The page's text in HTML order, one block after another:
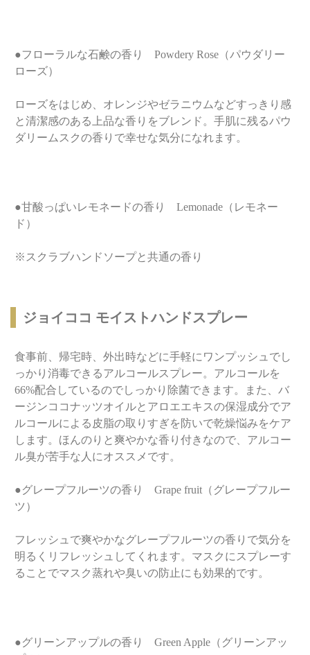
●フローラルな石鹸の香り Powdery Rose（パウダリー
ローズ）
ローズをはじめ、オレンジやゼラニウムなどすっきり感
と清潔感のある上品な香りをブレンド。手肌に残るパウ
ダリームスクの香りで幸せな気分になれます。
●甘酸っぱいレモネードの香り Lemonade（レモネー
ド）
※スクラブハンドソープと共通の香り
ジョイココ モイストハンドスプレー
食事前、帰宅時、外出時などに手軽にワンプッシュでし
っかり消毒できるアルコールスプレー。アルコールを
66%配合しているのでしっかり除菌できます。また、バ
ージンココナッツオイルとアロエエキスの保湿成分でア
ルコールによる皮脂の取りすぎを防いで乾燥悩みをケア
します。ほんのりと爽やかな香り付きなので、アルコー
ル臭が苦手な人にオススメです。
●グレープフルーツの香り Grape fruit（グレープフルー
ツ）
フレッシュで爽やかなグレープフルーツの香りで気分を
明るくリフレッシュしてくれます。マスクにスプレーす
ることでマスク蒸れや臭いの防止にも効果的です。
●グリーンアップルの香り Green Apple（グリーンアッ